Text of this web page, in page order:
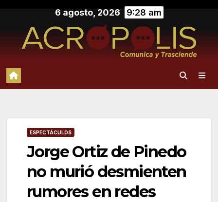
contenido
6 agosto, 2026 9:28 am
ESPECTÁCULOS
Jorge Ortiz de Pinedo
no murió desmienten
rumores en redes